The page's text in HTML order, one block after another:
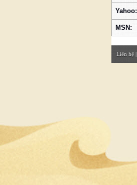
Yahoo:
MSN:
Liên hệ |